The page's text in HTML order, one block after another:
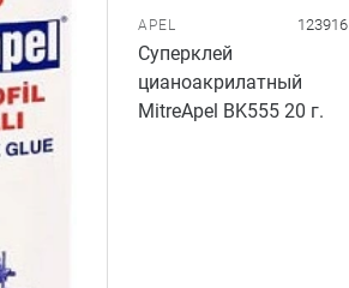
APEL 123916
Суперклей
цианоакрилатный
MitreApel BK555 20 г.